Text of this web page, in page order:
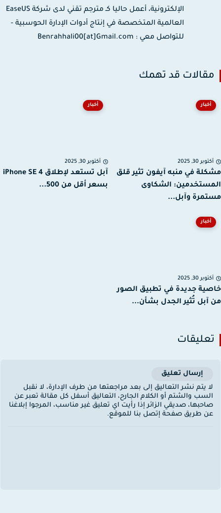
الإلكترونية، أعمل حاليا كـ مترجم تقني لدى شركة EaseUS
العالمية المتخصصة في إنتاج أدوات الإدارة الحوسبية -
للتواصل معي : Benrahhali00[at]Gmail.com
قد تهمك
أخبار
30, 2025
في منبه آيفون تثير قلق
الشكاوى
وآبل...
أخبار
أكتوبر 30, 2025
آبل تستعد لإطلاق iPhone SE 4
بسعر أقل من 500...
أخبار
30, 2025
جديدة في تطبيق الصور
آبل تُثير الجدل بشأن...
إرسال تعليق
يتم نشر التعاليق إلى بعد مراجعتها من طرف الإدارة، لا نقبل
والشتم أو الكلام الجارح، التعاليق أسفل كل مقالة تعبر عن
صديقي الزائر إذا رأيت اي تعليق غير مناسب، المرجوا إبلاغنا
طريق صفحة إتصل بنا للموقع.